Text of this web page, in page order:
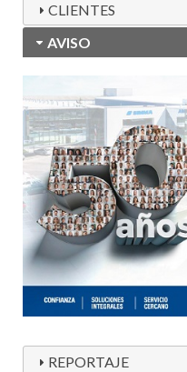
CLIENTES
AVISO
REPORTAJE